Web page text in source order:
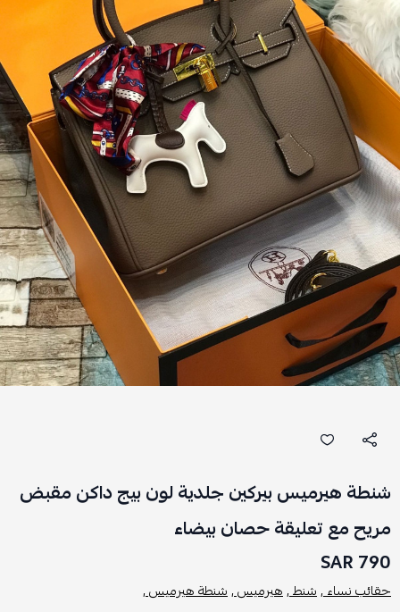
شنطة هيرميس بيركين جلدية لون بيج داكن مقبض
مريح مع تعليقة حصان بيضاء
790 SAR
حقائب نساء ,شنط ,هيرميس ,شنطة هيرميس ,